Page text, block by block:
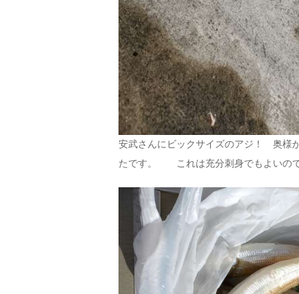
安武さんにビックサイズのアジ！ 奥様
たです。 これは充分刺身でもよいので